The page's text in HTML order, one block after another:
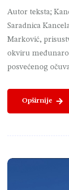
Autor teksta;
Saradnica
Marković,
okviru
posvećenog
Opširnije